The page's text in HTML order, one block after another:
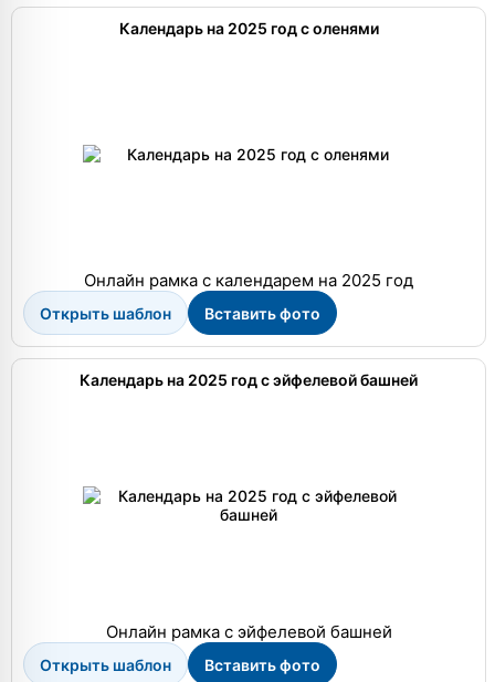
Календарь на 2025 год с оленями
Онлайн рамка с календарем на 2025 год
Открыть шаблон Вставить фото
Календарь на 2025 год с эйфелевой башней
Онлайн рамка с эйфелевой башней
Открыть шаблон Вставить фото